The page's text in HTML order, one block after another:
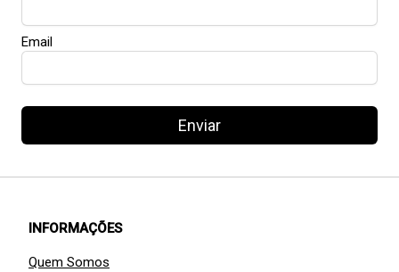
Email
Enviar
INFORMAÇÕES
Quem Somos